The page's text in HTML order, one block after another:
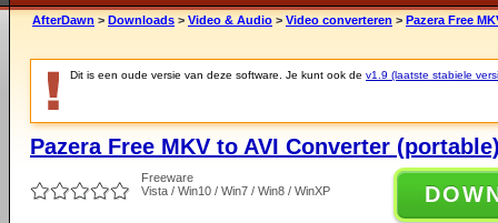
AfterDawn > Downloads > Video & Audio > Video converteren > Pazera Free
Dit is een oude versie van deze software. Je kunt ook de v1.9 (laatste stabiele
Pazera Free MKV to AVI Converter
Freeware
Vista / Win10 / Win7 / Win8 / WinXP